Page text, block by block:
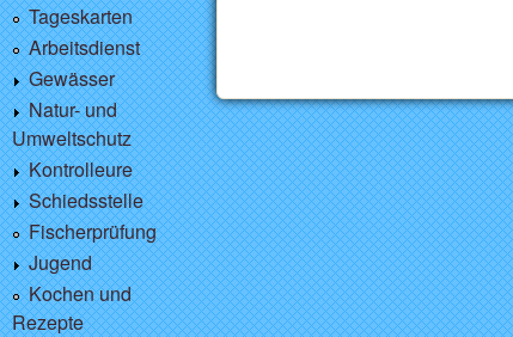
Tageskarten
Arbeitsdienst
Gewässer
Natur- und
Umweltschutz
Kontrolleure
Schiedsstelle
Fischerprüfung
Jugend
Kochen und
Rezepte